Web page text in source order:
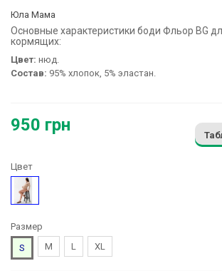
Юла Мама
Основные характеристики боди Фльор BG
кормящих:
Цвет: нюд.
Состав: 95% хлопок, 5% эластан.
950 грн
Цвет
Бежевый
Размер
S
M L XL